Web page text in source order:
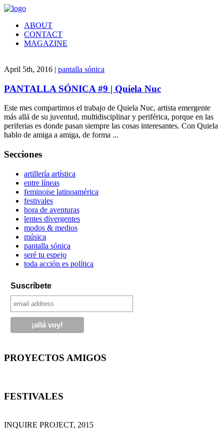
ABOUT
CONTACT
MAGAZINE
April 5th, 2016 | pantalla sónica
PANTALLA SÓNICA #9 | Quiela Nuc
Este mes compartimos el trabajo de Quiela Nuc, artista emergente
más allá de su juventud, multidisciplinar y periférica, porque en las
periferias es donde pasan siempre las cosas interesantes. Con Quiela
hablo de amiga a amiga, de forma ...
Secciones
artillería artística
entre líneas
feminoise latinoamérica
festivales
hora de aventuras
lentes divergentes
modos & medios
música
pantalla sónica
seré tu espejo
toda acción es política
Suscríbete
PROYECTOS AMIGOS
FESTIVALES
INQUIRE PROJECT, 2015